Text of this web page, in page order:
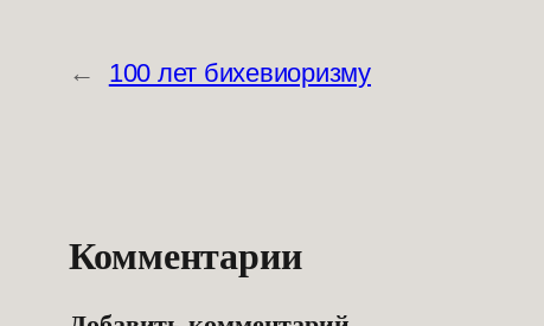
← 100 лет бихевиоризму
Комментарии